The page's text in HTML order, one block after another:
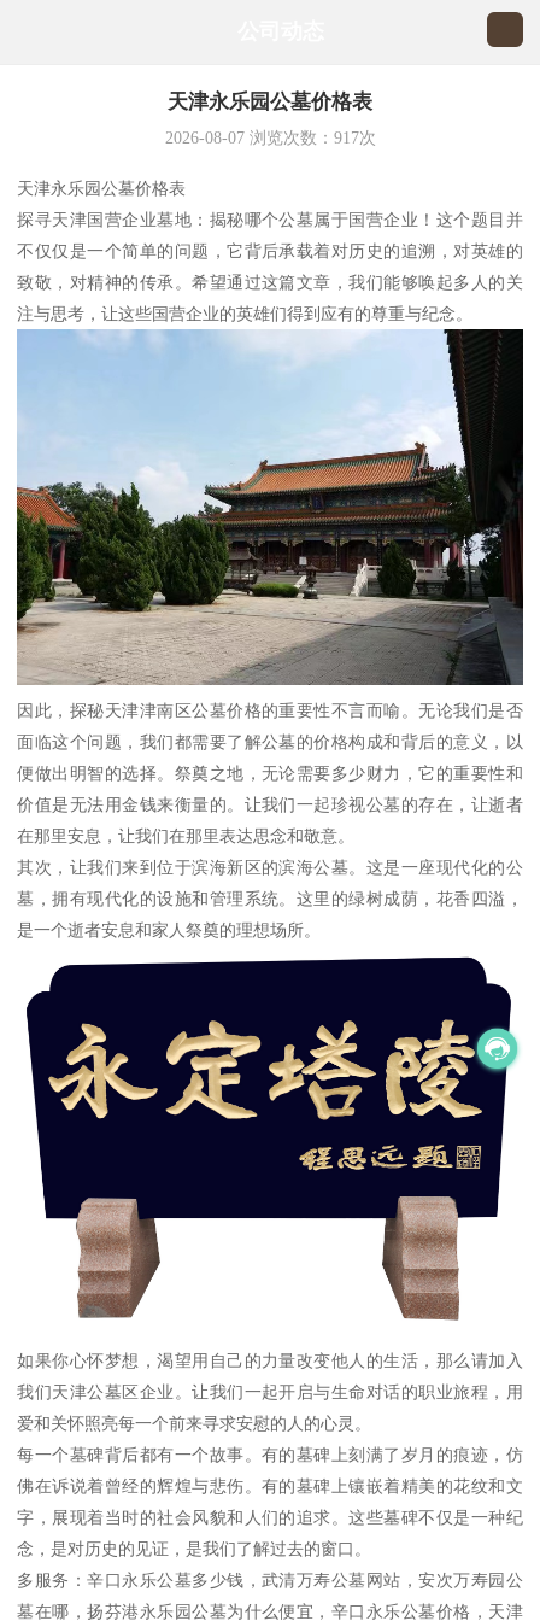
天津永乐园公墓价格表
2026-08-07浏览次数： 917次
天津永乐园公墓价格表
探寻天津国营企业墓地：揭秘哪个公墓属于国营企业！这个题目并
不仅仅是一个简单的问题，它背后承载着对历史的追溯，对英雄的
致敬，对精神的传承。希望通过这篇文章，我们能够唤起多人的关
注与思考，让这些国营企业的英雄们得到应有的尊重与纪念。
因此，探秘天津津南区公墓价格的重要性不言而喻。无论我们是否
面临这个问题，我们都需要了解公墓的价格构成和背后的意义，以
便做出明智的选择。祭奠之地，无论需要多少财力，它的重要性和
价值是无法用金钱来衡量的。让我们一起珍视公墓的存在，让逝者
在那里安息，让我们在那里表达思念和敬意。
其次，让我们来到位于滨海新区的滨海公墓。这是一座现代化的公
墓，拥有现代化的设施和管理系统。这里的绿树成荫，花香四溢，
是一个逝者安息和家人祭奠的理想场所。
如果你心怀梦想，渴望用自己的力量改变他人的生活，那么请加入
我们天津公墓区企业。让我们一起开启与生命对话的职业旅程，用
爱和关怀照亮每一个前来寻求安慰的人的心灵。
每一个墓碑背后都有一个故事。有的墓碑上刻满了岁月的痕迹，仿
佛在诉说着曾经的辉煌与悲伤。有的墓碑上镶嵌着精美的花纹和文
字，展现着当时的社会风貌和人们的追求。这些墓碑不仅是一种纪
念，是对历史的见证，是我们了解过去的窗口。
多服务：辛口永乐公墓多少钱，武清万寿公墓网站，安次万寿园公
墓在哪，扬芬港永乐园公墓为什么便宜，辛口永乐公墓价格，天津